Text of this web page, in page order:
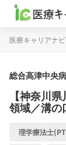
医療キャリアナビ
総合高津中央
【神奈川
領域／溝の
理学療法士